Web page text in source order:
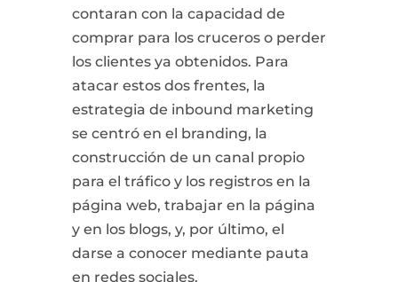
contaran con la capacidad de
comprar para los cruceros o perder
los clientes ya obtenidos. Para
atacar estos dos frentes, la
estrategia de inbound marketing
se centró en el branding, la
construcción de un canal propio
para el tráfico y los registros en la
página web, trabajar en la página
y en los blogs, y, por último, el
darse a conocer mediante pauta
en redes sociales.